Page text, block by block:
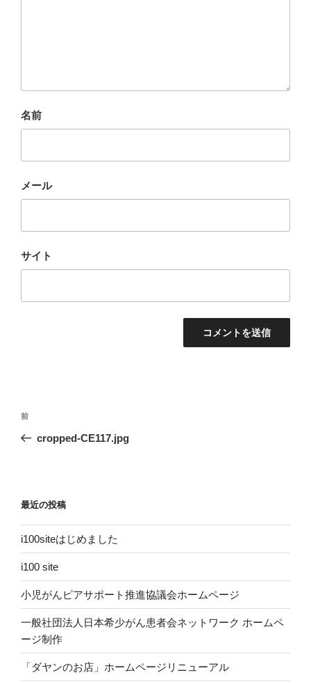
名前
メール
サイト
投
ナ
ー
シ
ョ
ン
前
の
前
cropped-CE117.jpg
最近の投稿
i100siteはじめました
i100 site
小児がんピアサポート推進協議会ホームページ
一般社団法人日本希少がん患者会ネットワーク ホームペ
ージ制作
「ダヤンのお店」ホームページリニューアル